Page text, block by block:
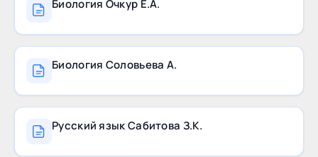
Биология Очкур Е.А.
Биология Соловьева А.
Русский язык Сабитова З.К.